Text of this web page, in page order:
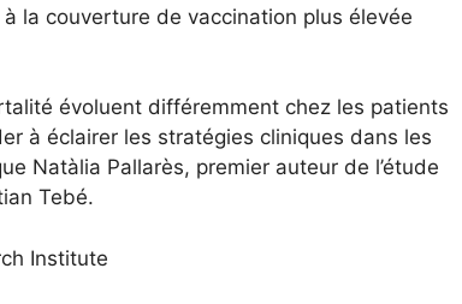
la couverture de vaccination plus élevée
évoluent différemment chez les patients
à éclairer les stratégies cliniques dans les
Natàlia Pallarès, premier auteur de l’étude
Tebé.
Institute